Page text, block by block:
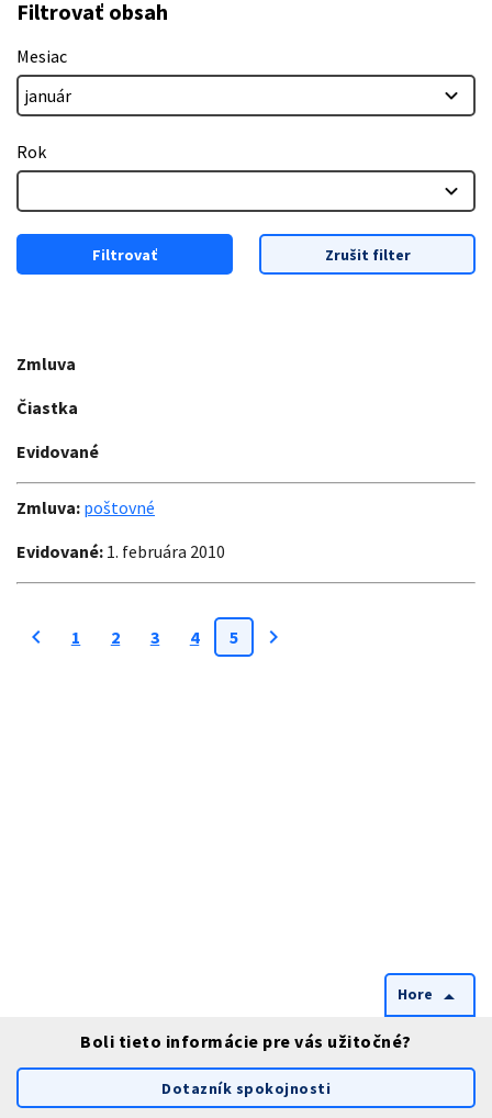
Filtrovať obsah
Mesiac
Rok
Filtrovať Zrušit filter
Zmluva
Čiastka
Evidované
Zmluva: poštovné
Evidované: 1. februára 2010
chevron_left 1 2 3 4 5 chevron_right
Hore arrow_drop_up
Boli tieto informácie pre vás užitočné?
Dotazník spokojnosti